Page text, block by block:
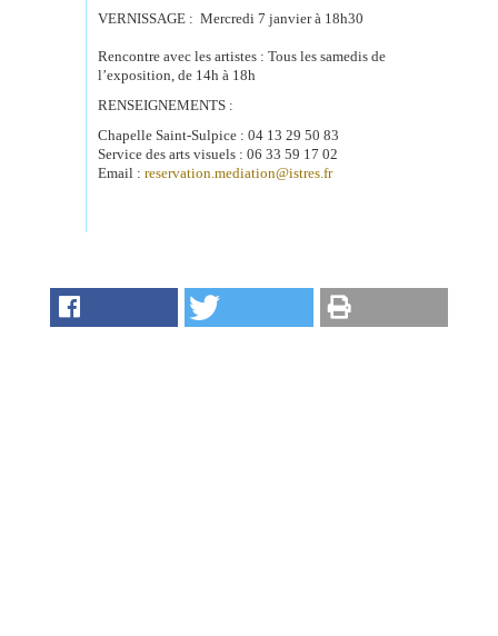
VERNISSAGE : Mercredi 7 janvier à 18h30
Rencontre avec les artistes : Tous les samedis de
l’exposition, de 14h à 18h
RENSEIGNEMENTS :
Chapelle Saint-Sulpice : 04 13 29 50 83
Service des arts visuels : 06 33 59 17 02
Email : reservation.mediation@istres.fr